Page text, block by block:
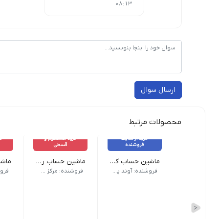
08:13
ارسال سوال
محصولات مرتبط
خرید از سایت
فروشنده
ماشین حساب کاسیو WD-320MT وزن 255 گرم | ابعاد 19.5 × 14.9 × 3.6 سانتیمتر | برند Casio | تعداد کاراکتر: 12 رقم | ویژگی های ماشین حساب: خاموش شدن خودکار | مقاوم در برابر آب و گرد و خاک کلید‌های Tax+ و Tax- صفحه‌کلید قابل شست‌وشو | منبع تغذیه: باتری و پنل خورشیدی | گارانتی: یکسال
فروشنده: آوند پرینتر
خرید مستقیم و
قسطی
ماشین حساب رومیزی 14 رقمی کاتیگا - مدل CD-2837-14
ماشین حساب رومیزی 14 رقمی با کلیدهای پیشرفته مخصوص کاربران مالیاتی.| 🛠️ این محصول دارای یک سال گارانتی تعمیر رایگان می‌باشد.| ❌ شکستگی و آب‌خوردگی شامل گارانتی نمی‌باشد.
فروشنده: مرکز حساب و نوشتار اسپاد
ماشین حساب 12 رقمی رومیزی با